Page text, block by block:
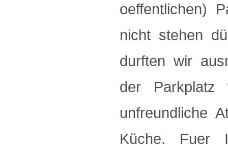
oeffentlichen)
nicht stehen
durften wir
der
unfreundliche
Küche. Fuer